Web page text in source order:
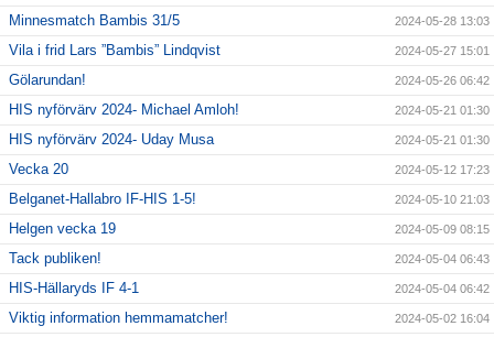
Minnesmatch Bambis 31/5 2024-05-28 13:03
Vila i frid Lars ”Bambis” Lindqvist 2024-05-27 15:01
Gölarundan! 2024-05-26 06:42
HIS nyförvärv 2024- Michael Amloh! 2024-05-21 01:30
HIS nyförvärv 2024- Uday Musa 2024-05-21 01:30
Vecka 20 2024-05-12 17:23
Belganet-Hallabro IF-HIS 1-5! 2024-05-10 21:03
Helgen vecka 19 2024-05-09 08:15
Tack publiken! 2024-05-04 06:43
HIS-Hällaryds IF 4-1 2024-05-04 06:42
Viktig information hemmamatcher! 2024-05-02 16:04